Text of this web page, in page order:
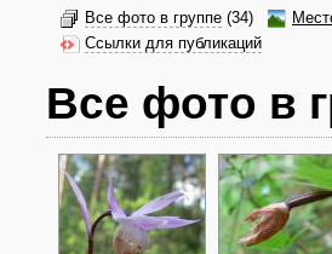
Все фото в группе (34)
Ссылки для публикаций
Все фото в